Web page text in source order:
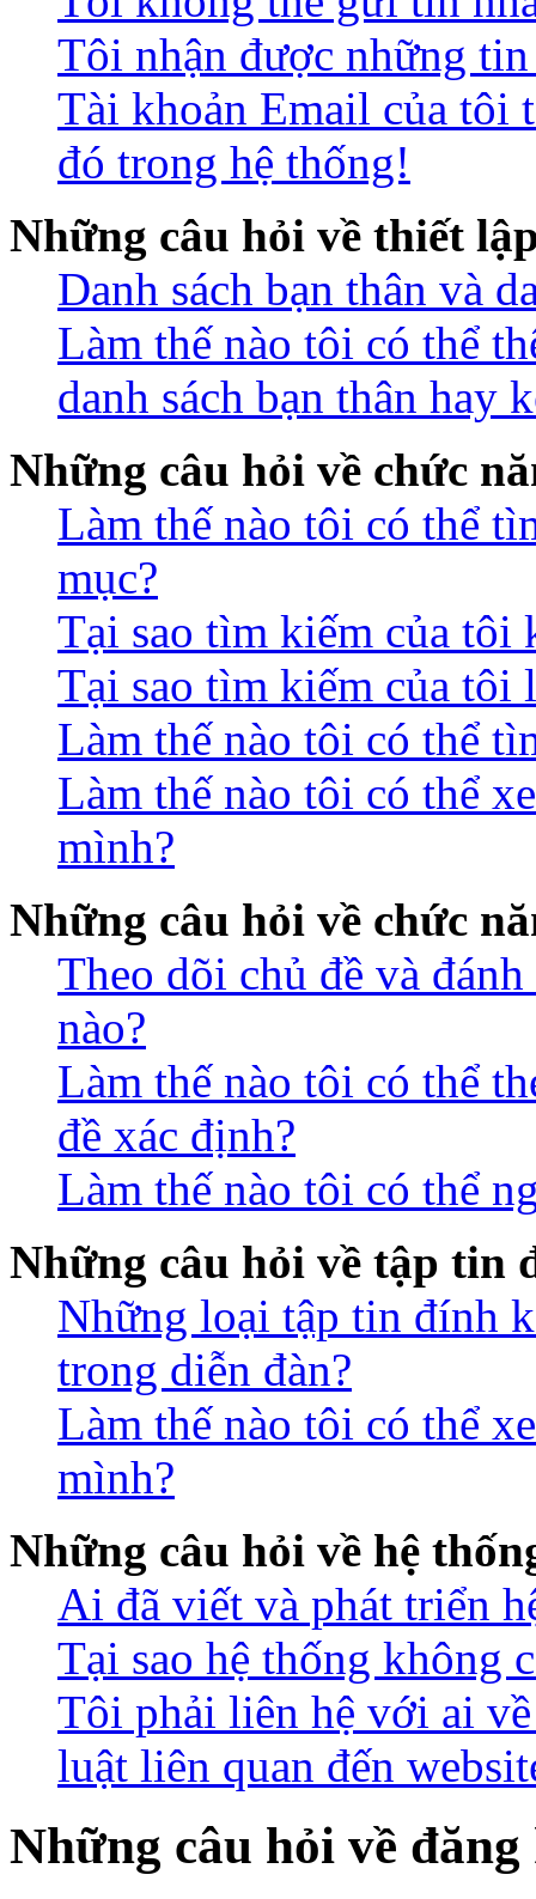
Tôi nhận được những
Tài khoản Email của tôi
đó trong hệ thống!
Những câu hỏi về thiết
Danh sách bạn thân và
Làm thế nào tôi có thể
danh sách bạn thân hay
Những câu hỏi về chức
Làm thế nào tôi có thể
mục?
Tại sao tìm kiếm của tôi
Tại sao tìm kiếm của tôi
Làm thế nào tôi có thể
Làm thế nào tôi có thể
mình?
Những câu hỏi về chức
Theo dõi chủ đề và
nào?
Làm thế nào tôi có thể
đề xác định?
Làm thế nào tôi có thể
Những câu hỏi về tập tin
Những loại tập tin đính
trong diễn đàn?
Làm thế nào tôi có thể
mình?
Những câu hỏi về hệ
Ai đã viết và phát triển
Tại sao hệ thống không
Tôi phải liên hệ với ai
luật liên quan đến
Những câu hỏi về